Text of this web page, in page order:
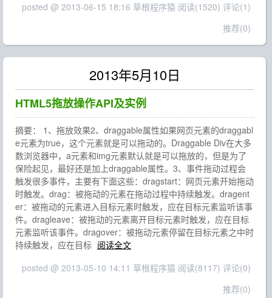
posted @ 2013-06-15 18:16 草根程序猿 阅读(1520) 评论(1)
推荐(0)
2013年5月10日
HTML5拖放操作API及实例
摘要： 1、拖放效果2、draggable属性如果网页元素的draggabl
e元素为true，这个元素就是可以拖动的。Draggable Div在大多
数浏览器中，a元素和img元素默认就是可以拖放的，但是为了
保险起见，最好还是加上draggable属性。3、事件拖动过程会
触发很多事件，主要有下面这些：dragstart：网页元素开始拖动
时触发。drag：被拖动的元素在拖动过程中持续触发。dragent
er：被拖动的元素进入目标元素时触发，应在目标元素监听该事
件。dragleave：被拖动的元素离开目标元素时触发，应在目标
元素监听该事件。dragover：被拖动元素停留在目标元素之中时
持续触发，应在目标 阅读全文
posted @ 2013-05-10 14:11 草根程序猿 阅读(8117) 评论(0)
推荐(0)